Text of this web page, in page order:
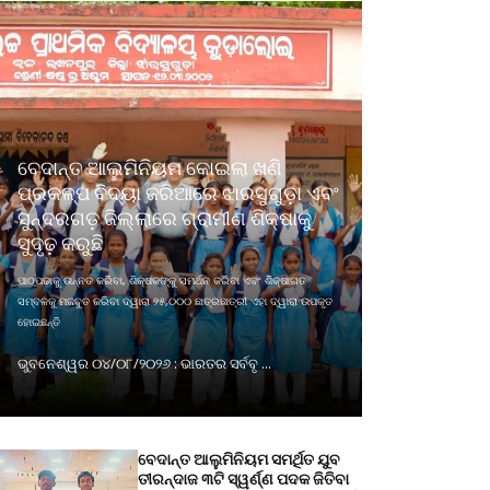
ବେଦାନ୍ତ ଆଲୁମିନିୟମ କୋଇଲା ଖଣି
ପ୍ରକଳ୍ପ ବିଦ୍ୟା ଜରିଆରେ ଝାରସୁଗୁଡ଼ା ଏବଂ
ସୁନ୍ଦରଗଡ଼ ଜିଲ୍ଲାରେ ଗ୍ରାମୀଣ ଶିକ୍ଷାକୁ
ସୁଦୃଢ଼ କରୁଛି
ପାଠପଢାକୁ ଉନ୍ନତ କରିବା, ଶିକ୍ଷକଙ୍କୁ ସମର୍ଥନ କରିବା ଏବଂ ଶିକ୍ଷାଗତ
ସମ୍ବଳକୁ ମଜବୁତ କରିବା ଦ୍ୱାରା ୨୫,୦୦୦ ଛାତ୍ରଛାତ୍ରୀ ଏହା ଦ୍ୱାରା ଉପକୃତ
ହୋଇଛନ୍ତି
ଭୁବନେଶ୍ୱର ୦୪/୦୮/୨୦୨୬ : ଭାରତର ସର୍ବବୃ ...
ବେଦାନ୍ତ ଆଲୁମିନିୟମ ସମର୍ଥିତ ଯୁବ
ତୀରନ୍ଦାଜ ୩ଟି ସ୍ୱର୍ଣ୍ଣ ପଦକ ଜିତିବା